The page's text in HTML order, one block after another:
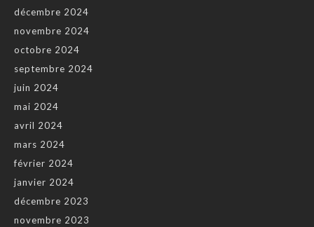
décembre 2024
novembre 2024
octobre 2024
septembre 2024
juin 2024
mai 2024
avril 2024
mars 2024
février 2024
janvier 2024
décembre 2023
novembre 2023